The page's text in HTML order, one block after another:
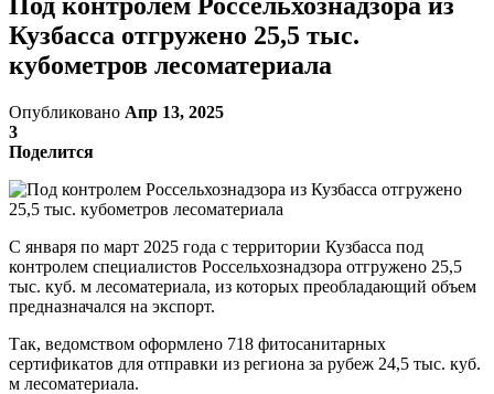
Кузбасса отгружено 25,5 тыс.
кубометров лесоматериала
Опубликовано Апр 13, 2025
3
Поделится
C января по март 2025 года с территории Кузбасса под
контролем специалистов Россельхознадзора отгружено 25,5
тыс. куб. м лесоматериала, из которых преобладающий объем
предназначался на экспорт.
Так, ведомством оформлено 718 фитосанитарных
сертификатов для отправки из региона за рубеж 24,5 тыс. куб.
м лесоматериала.